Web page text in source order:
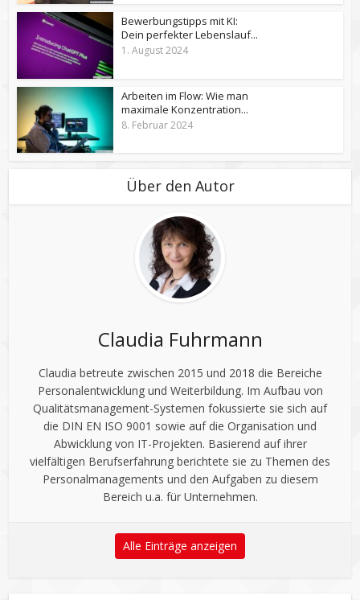
Bewerbungstipps mit KI:
Dein perfekter Lebenslauf...
1. August 2024
Arbeiten im Flow: Wie man
maximale Konzentration...
8. Februar 2024
Über den Autor
Claudia Fuhrmann
Claudia betreute zwischen 2015 und 2018 die Bereiche
Personalentwicklung und Weiterbildung. Im Aufbau von
Qualitätsmanagement-Systemen fokussierte sie sich auf
die DIN EN ISO 9001 sowie auf die Organisation und
Abwicklung von IT-Projekten. Basierend auf ihrer
vielfältigen Berufserfahrung berichtete sie zu Themen des
Personalmanagements und den Aufgaben zu diesem
Bereich u.a. für Unternehmen.
Alle Einträge anzeigen